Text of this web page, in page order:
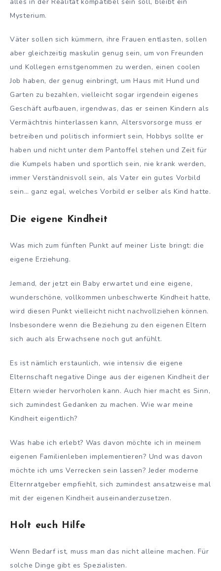
Mysterium.
Väter sollen sich kümmern, ihre Frauen entlasten, sollen
aber gleichzeitig maskulin genug sein, um von Freunden
und Kollegen ernstgenommen zu werden, einen coolen
Job haben, der genug einbringt, um Haus mit Hund und
Garten zu bezahlen, vielleicht sogar irgendein eigenes
Geschäft aufbauen, irgendwas, das er seinen Kindern als
Vermächtnis hinterlassen kann, Altersvorsorge muss er
betreiben und politisch informiert sein, Hobbys sollte er
haben und nicht unter dem Pantoffel stehen und Zeit für
die Kumpels haben und sportlich sein, nie krank werden,
immer Verständnisvoll sein, als Vater ein gutes Vorbild
sein… ganz egal, welches Vorbild er selber als Kind hatte.
Die eigene Kindheit
Was mich zum fünften Punkt auf meiner Liste bringt: die
eigene Erziehung.
Jemand, der jetzt ein Baby erwartet und eine eigene,
wunderschöne, vollkommen unbeschwerte Kindheit hatte,
wird diesen Punkt vielleicht nicht nachvollziehen können.
Insbesondere wenn die Beziehung zu den eigenen Eltern
sich auch als Erwachsene noch gut anfühlt.
Es ist nämlich erstaunlich, wie intensiv die eigene
Elternschaft negative Dinge aus der eigenen Kindheit der
Eltern wieder hervorholen kann. Auch hier macht es Sinn,
sich zumindest Gedanken zu machen. Wie war meine
Kindheit eigentlich?
Was habe ich erlebt? Was davon möchte ich in meinem
eigenen Familienleben implementieren? Und was davon
möchte ich ums Verrecken sein lassen? Jeder moderne
Elternratgeber empfiehlt, sich zumindest ansatzweise mal
mit der eigenen Kindheit auseinanderzusetzen.
Holt euch Hilfe
Wenn Bedarf ist, muss man das nicht alleine machen. Für
solche Dinge gibt es Spezialisten.